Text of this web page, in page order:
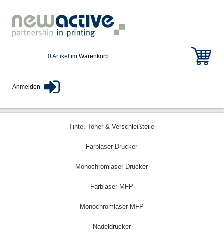
0 Artikel im Warenkorb
Anmelden
Tinte, Toner & Verschleißteile
Farblaser-Drucker
Monochromlaser-Drucker
Farblaser-MFP
Monochromlaser-MFP
Nadeldrucker